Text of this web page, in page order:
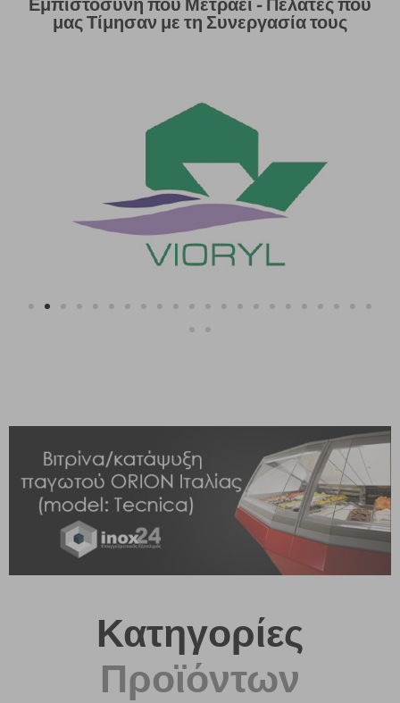
μας Τίμησαν με τη Συνεργασία τους
ΔΕΙΤΕ ΤΙΣ ΤΙΜΕΣ ΜΑΣ
Κατηγορίες
Προϊόντων